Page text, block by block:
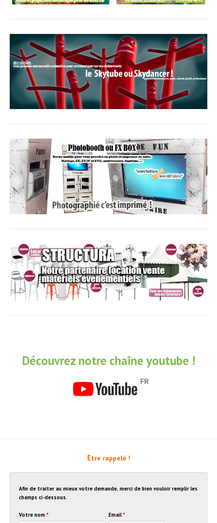
Découvrez notre chaîne youtube !
Être rappelé !
Afin de traiter au mieux votre demande, merci de bien vouloir remplir les
champs ci-dessous.
Votre nom * Email*